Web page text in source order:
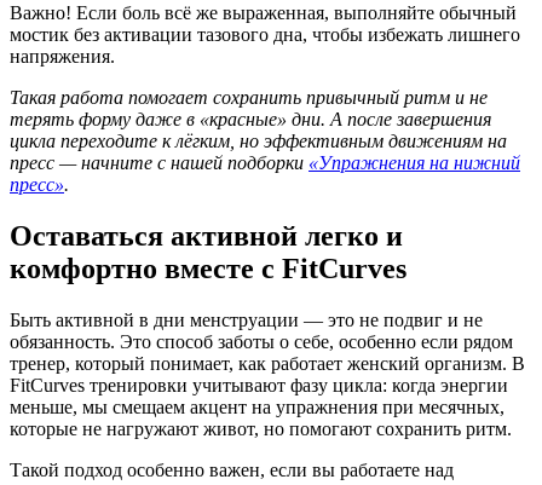
Важно! Если боль всё же выраженная, выполняйте обычный
мостик без активации тазового дна, чтобы избежать лишнего
напряжения.
Такая работа помогает сохранить привычный ритм и не
терять форму даже в «красные» дни. А после завершения
цикла переходите к лёгким, но эффективным движениям на
пресс — начните с нашей подборки «Упражнения на нижний
пресс».
Оставаться активной легко и
комфортно вместе с FitCurves
Быть активной в дни менструации — это не подвиг и не
обязанность. Это способ заботы о себе, особенно если рядом
тренер, который понимает, как работает женский организм. В
FitCurves тренировки учитывают фазу цикла: когда энергии
меньше, мы смещаем акцент на упражнения при месячных,
которые не нагружают живот, но помогают сохранить ритм.
Такой подход особенно важен, если вы работаете над